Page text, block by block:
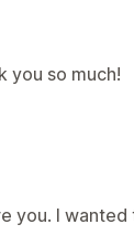
you so much!
you. I